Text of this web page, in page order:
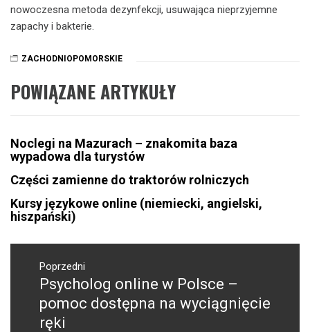
nowoczesna metoda dezynfekcji, usuwająca nieprzyjemne
zapachy i bakterie.
ZACHODNIOPOMORSKIE
POWIĄZANE ARTYKUŁY
Noclegi na Mazurach – znakomita baza
wypadowa dla turystów
Części zamienne do traktorów rolniczych
Kursy językowe online (niemiecki, angielski,
hiszpański)
Nawigacja
wpisuPoprzedni
Poprzedni
wpis:
Psycholog online w Polsce –
pomoc dostępna na wyciągnięcie
ręki